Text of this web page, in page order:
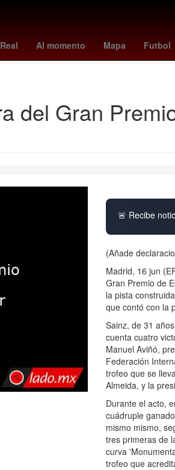
Al momento Mapa Futbol
1985 Terremoto de México de 1985
Corrupción de menores
del Gran
🚨 Recibe
(Añade
Madrid, 16 jun
Gran Premio de
la pista
que contó con la
Sainz, de 31
cuenta cuatro
Manuel Aviñó,
Federación
trofeo que se
Almeida, y la
Durante el acto,
cuádruple
mismo mismo,
tres primeras de
curva
trofeo que